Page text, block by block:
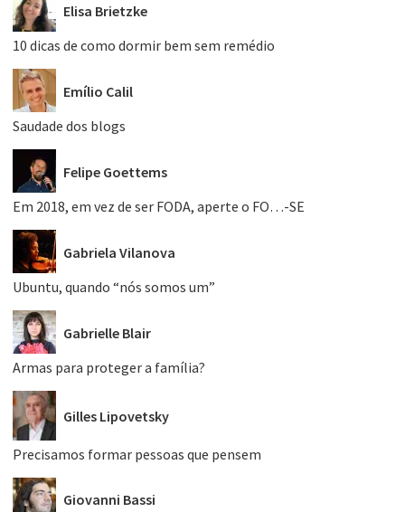
Elisa Brietzke
10 dicas de como dormir bem sem remédio
Emílio Calil
Saudade dos blogs
Felipe Goettems
Em 2018, em vez de ser FODA, aperte o FO…-SE
Gabriela Vilanova
Ubuntu, quando “nós somos um”
Gabrielle Blair
Armas para proteger a família?
Gilles Lipovetsky
Precisamos formar pessoas que pensem
Giovanni Bassi